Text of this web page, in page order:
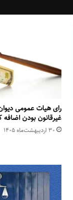
رای هیات عمومی
غیرقانون بودن اضافه
۳۰ اردیبهشت‌ماه ۱۴۰۵